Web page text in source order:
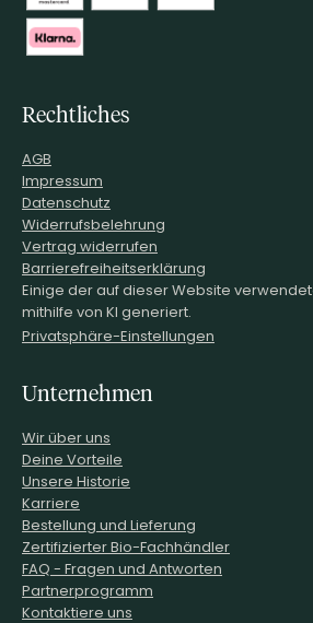
Rechtliches
AGB
Impressum
Datenschutz
Widerrufsbelehrung
Vertrag widerrufen
Barrierefreiheitserklärung
Einige der auf dieser Website
mithilfe von KI generiert.
Privatsphäre-Einstellungen
Unternehmen
Wir über uns
Deine Vorteile
Unsere Historie
Karriere
Bestellung und Lieferung
Zertifizierter Bio-Fachhändler
FAQ - Fragen und Antworten
Partnerprogramm
Kontaktiere uns